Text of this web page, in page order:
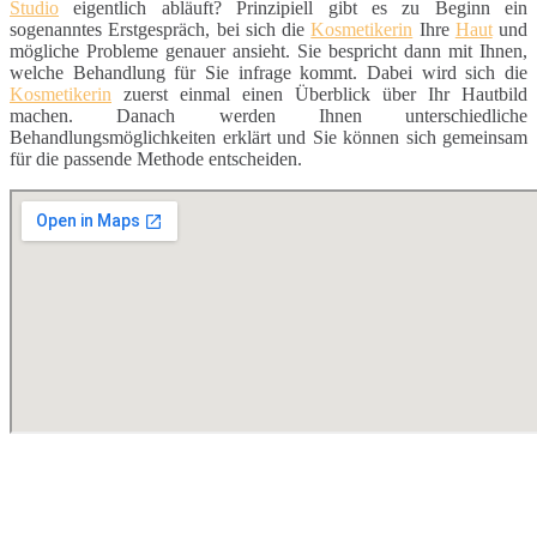
Studio eigentlich abläuft? Prinzipiell gibt es zu Beginn ein
sogenanntes Erstgespräch, bei sich dieKosmetikerin Ihre Hautund
mögliche Probleme genauer ansieht. Sie bespricht dann mit Ihnen,
welche Behandlung für Sie infrage kommt. Dabei wird sich die
Kosmetikerin zuerst einmal einen Überblick über Ihr Hautbild
machen. Danach werden Ihnen unterschiedliche
Behandlungsmöglichkeiten erklärt und Sie können sich gemeinsam
für die passende Methode entscheiden.